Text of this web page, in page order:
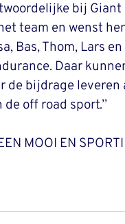
bij Giant
team en wenst
Bas, Thom, Lars
Daar
de bijdrage leveren
off road sport.’’
MOOI EN